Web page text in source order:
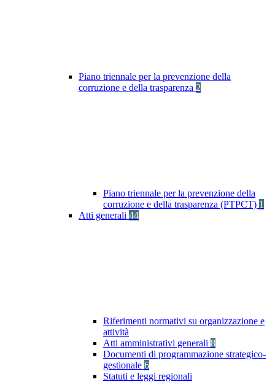
Piano triennale per la prevenzione della
corruzione e della trasparenza 2
Piano triennale per la prevenzione della
corruzione e della trasparenza (PTPCT) 1
Atti generali 44
Riferimenti normativi su organizzazione e
attività
Atti amministrativi generali 8
Documenti di programmazione strategico-
gestionale 6
Statuti e leggi regionali